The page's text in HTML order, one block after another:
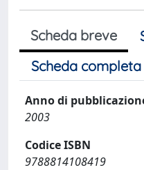
Scheda breve
Scheda completa
Anno di
2003
Codice ISBN
9788814108419